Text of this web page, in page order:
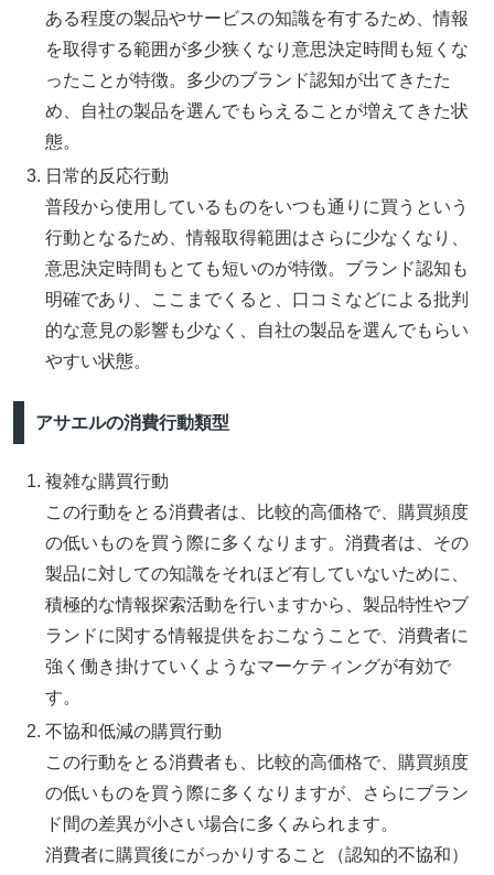
ある程度の製品やサービスの知識を有するため、情報
を取得する範囲が多少狭くなり意思決定時間も短くな
ったことが特徴。多少のブランド認知が出てきたた
め、自社の製品を選んでもらえることが増えてきた状
態。
日常的反応行動
普段から使用しているものをいつも通りに買うという
行動となるため、情報取得範囲はさらに少なくなり、
意思決定時間もとても短いのが特徴。ブランド認知も
明確であり、ここまでくると、口コミなどによる批判
的な意見の影響も少なく、自社の製品を選んでもらい
やすい状態。
アサエルの消費行動類型
複雑な購買行動
この行動をとる消費者は、比較的高価格で、購買頻度
の低いものを買う際に多くなります。消費者は、その
製品に対しての知識をそれほど有していないために、
積極的な情報探索活動を行いますから、製品特性やブ
ランドに関する情報提供をおこなうことで、消費者に
強く働き掛けていくようなマーケティングが有効で
す。
不協和低減の購買行動
この行動をとる消費者も、比較的高価格で、購買頻度
の低いものを買う際に多くなりますが、さらにブラン
ド間の差異が小さい場合に多くみられます。
消費者に購買後にがっかりすること（認知的不協和）